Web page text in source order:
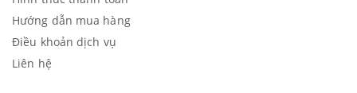
Hướng dẫn mua hàng
Điều khoản dịch vụ
Liên hệ